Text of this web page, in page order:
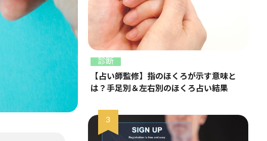
診断
【占い師監修】指のほくろが示す意味と
は？手足別＆左右別のほくろ占い結果